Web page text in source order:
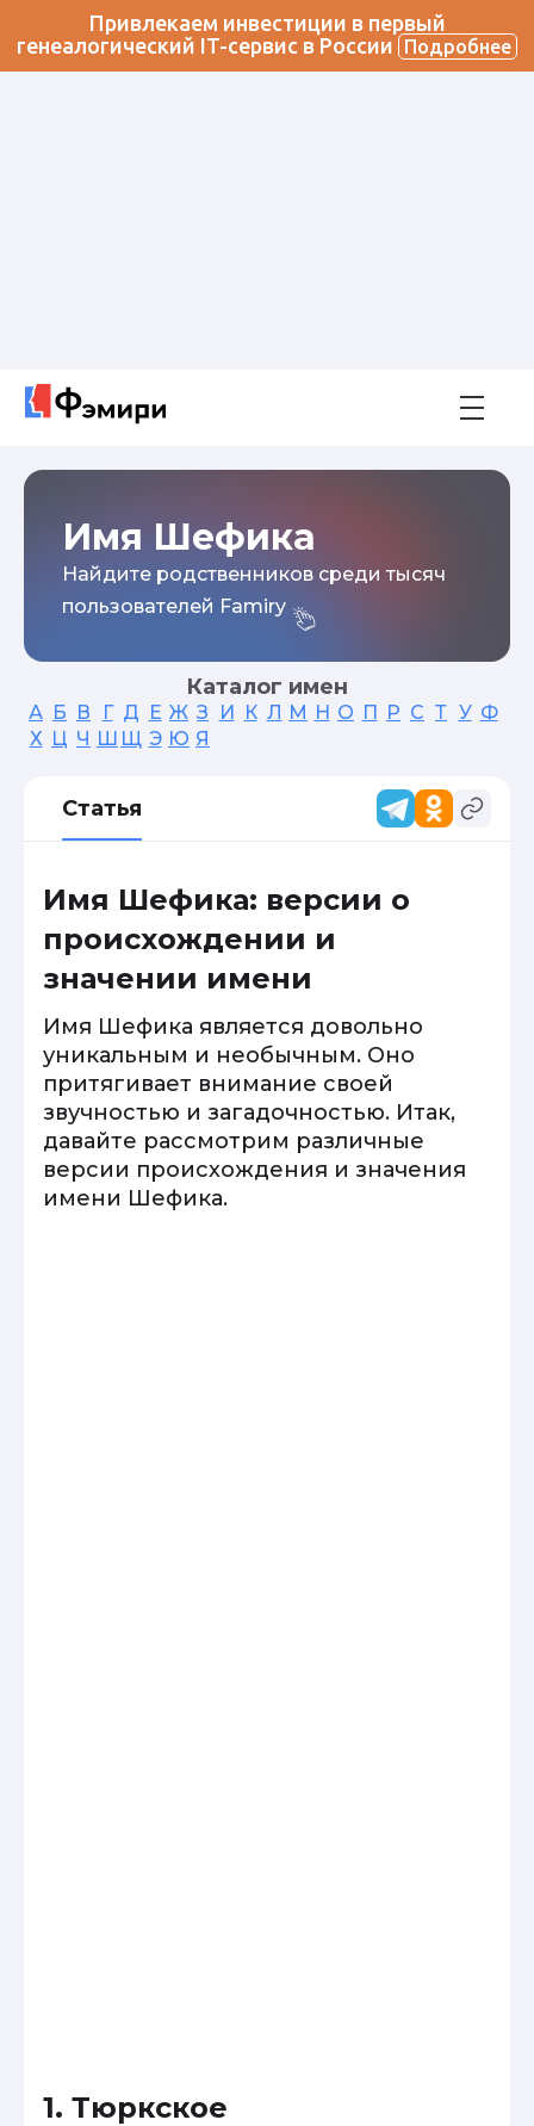
Привлекаем инвестиции в первый
генеалогический IT-сервис в России
Подробнее
Имя Шефика
Найдите родственников среди тысяч
пользователей Famiry
Каталог имен
А Б В Г Д Е Ж З И К Л М Н О П Р С Т У Ф
Х Ц Ч Ш Щ Э Ю Я
Статья
Имя Шефика: версии о
происхождении и
значении имени
Имя Шефика является довольно
уникальным и необычным. Оно
притягивает внимание своей
звучностью и загадочностью. Итак,
давайте рассмотрим различные
версии происхождения и значения
имени Шефика.
1. Тюркское